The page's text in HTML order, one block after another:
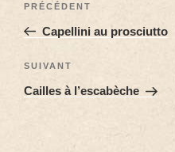
PRÉCÉDENT
Capellini au prosciutto
SUIVANT
Cailles à l’escabèche